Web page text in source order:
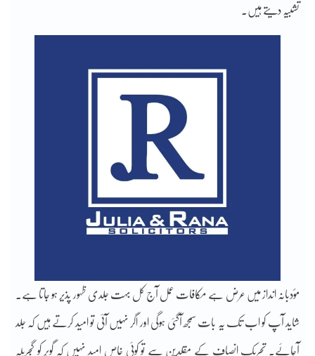
تشبیہ دیتے ہیں۔
مؤدبانہ انداز میں عرض ہے مکافات عمل آج کل بہت جلدی ظہور پذیر ہو جاتا ہے۔
شاید آپ کو اب تک یہ بات سمجھ آگئی ہوگی اور اگر نہیں آئی تو امید کرتے ہیں کہ جلد
آجائے۔ تحریک انصاف کے مقلدین سے تو کوئی خاص امید نہیں کہ گوبر کو گجریلہ